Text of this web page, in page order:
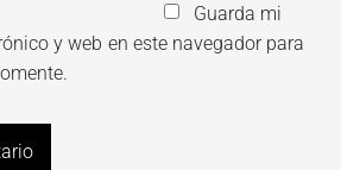
Guarda mi
y web en este navegador para